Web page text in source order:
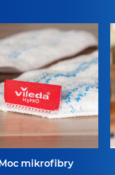
mikrofibry